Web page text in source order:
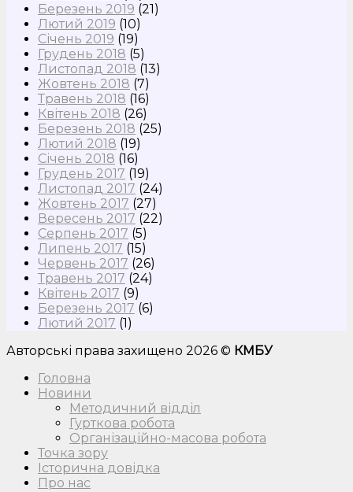
Березень 2019 (21)
Лютий 2019 (10)
Січень 2019 (19)
Грудень 2018 (5)
Листопад 2018 (13)
Жовтень 2018 (7)
Травень 2018 (16)
Квітень 2018 (26)
Березень 2018 (25)
Лютий 2018 (19)
Січень 2018 (16)
Грудень 2017 (19)
Листопад 2017 (24)
Жовтень 2017 (27)
Вересень 2017 (22)
Серпень 2017 (5)
Липень 2017 (15)
Червень 2017 (26)
Травень 2017 (24)
Квітень 2017 (9)
Березень 2017 (6)
Лютий 2017 (1)
Авторські права захищено 2026 © КМБУ
Головна
Новини
Методичний відділ
Гурткова робота
Організаційно-масова робота
Точка зору
Історична довідка
Про нас